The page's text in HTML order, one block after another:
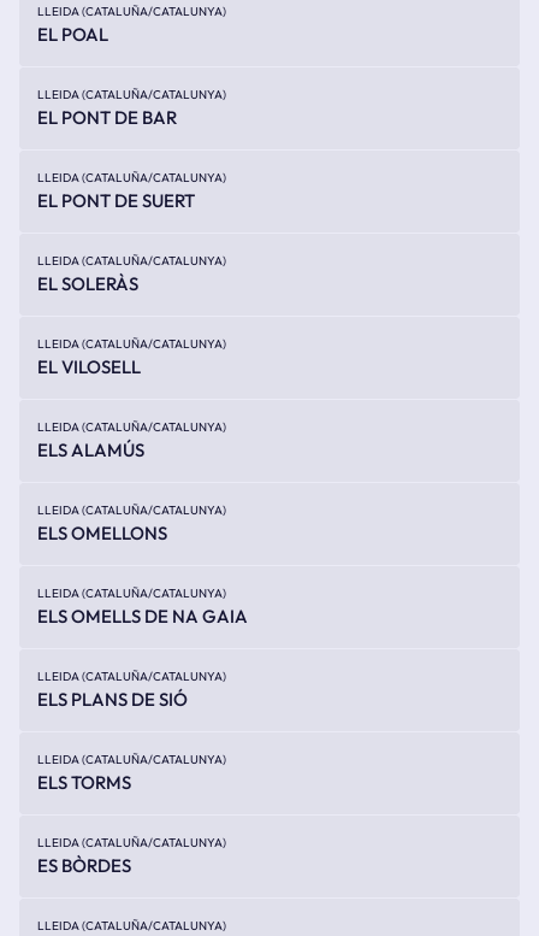
LLEIDA (CATALUÑA/CATALUNYA)
EL POAL
LLEIDA (CATALUÑA/CATALUNYA)
EL PONT DE BAR
LLEIDA (CATALUÑA/CATALUNYA)
EL PONT DE SUERT
LLEIDA (CATALUÑA/CATALUNYA)
EL SOLERÀS
LLEIDA (CATALUÑA/CATALUNYA)
EL VILOSELL
LLEIDA (CATALUÑA/CATALUNYA)
ELS ALAMÚS
LLEIDA (CATALUÑA/CATALUNYA)
ELS OMELLONS
LLEIDA (CATALUÑA/CATALUNYA)
ELS OMELLS DE NA GAIA
LLEIDA (CATALUÑA/CATALUNYA)
ELS PLANS DE SIÓ
LLEIDA (CATALUÑA/CATALUNYA)
ELS TORMS
LLEIDA (CATALUÑA/CATALUNYA)
ES BÒRDES
LLEIDA (CATALUÑA/CATALUNYA)